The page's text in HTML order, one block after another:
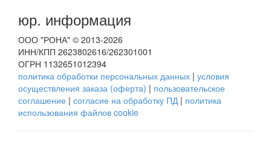
юр. информация
ООО "РОНА" © 2013-2026
ИНН/КПП 2623802616/262301001
ОГРН 1132651012394
политика обработки персональных данных | условия
осуществления заказа (оферта) | пользовательское
соглашение | согласие на обработку ПД | политика
использования файлов cookie